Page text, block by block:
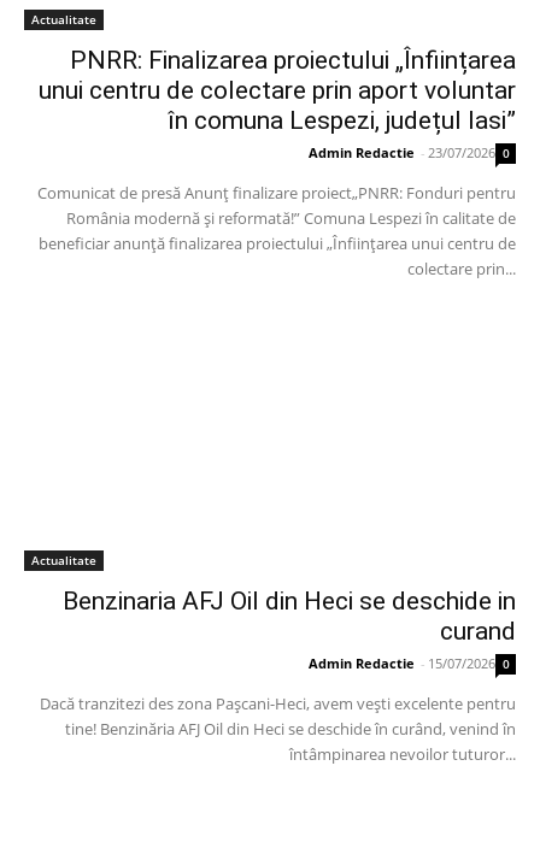
Actualitate
PNRR: Finalizarea proiectului „Înființarea
unui centru de colectare prin aport voluntar
în comuna Lespezi, județul Iasi”
Admin Redactie - 23/07/2026 0
Comunicat de presă Anunț finalizare proiect„PNRR: Fonduri pentru
România modernă și reformată!” Comuna Lespezi în calitate de
beneficiar anunță finalizarea proiectului „Înființarea unui centru de
colectare prin...
Actualitate
Benzinaria AFJ Oil din Heci se deschide in
curand
Admin Redactie - 15/07/2026 0
Dacă tranzitezi des zona Pașcani-Heci, avem vești excelente pentru
tine! Benzinăria AFJ Oil din Heci se deschide în curând, venind în
întâmpinarea nevoilor tuturor...